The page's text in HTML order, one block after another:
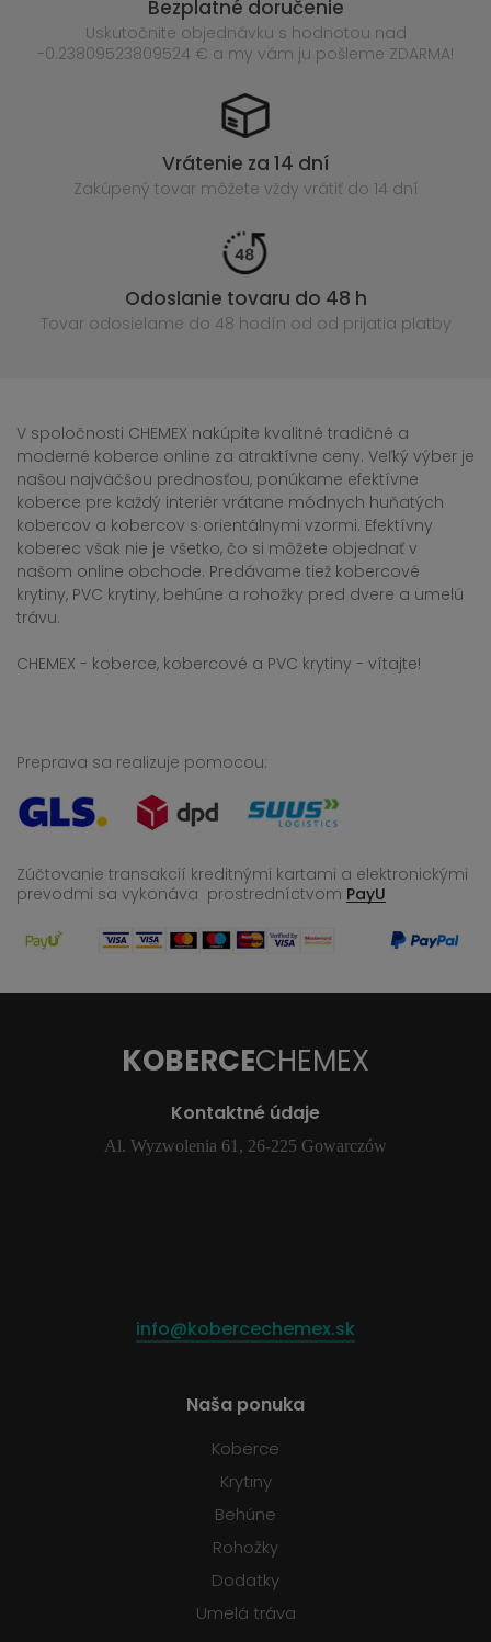
Bezplatné doručenie
Uskutočnite objednávku s hodnotou nad
-0.23809523809524 € a my vám ju pošleme ZDARMA!
Vrátenie za 14 dní
Zakúpený tovar môžete vždy vrátiť do 14 dní
Odoslanie tovaru do 48 h
Tovar odosielame do 48 hodín od od prijatia platby
V spoločnosti CHEMEX nakúpite kvalitné tradičné a
moderné koberce online za atraktívne ceny. Veľký výber je
našou najväčšou prednosťou, ponúkame efektívne
koberce pre každý interiér vrátane módnych huňatých
kobercov a kobercov s orientálnymi vzormi. Efektívny
koberec však nie je všetko, čo si môžete objednať v
našom online obchode. Predávame tiež kobercové
krytiny, PVC krytiny, behúne a rohožky pred dvere a umelú
trávu.
CHEMEX - koberce, kobercové a PVC krytiny - vítajte!
Preprava sa realizuje pomocou:
Zúčtovanie transakcií kreditnými kartami a elektronickými
prevodmi sa vykonáva prostredníctvom PayU
KOBERCECHEMEX
Kontaktné údaje
Al. Wyzwolenia 61, 26-225 Gowarczów
info@kobercechemex.sk
Naša ponuka
Koberce
Krytiny
Behúne
Rohožky
Dodatky
Umelá tráva